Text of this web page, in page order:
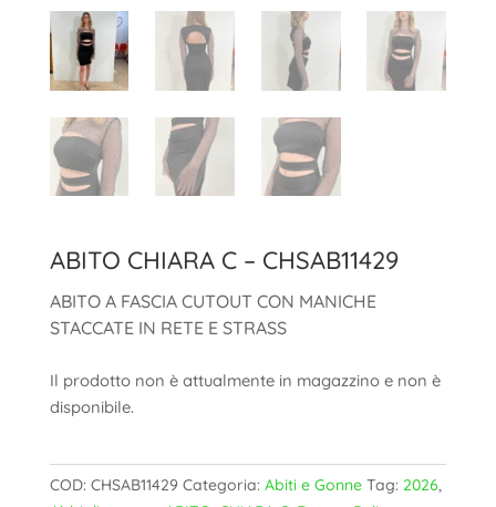
ABITO CHIARA C – CHSAB11429
ABITO A FASCIA CUTOUT CON MANICHE
STACCATE IN RETE E STRASS
Il prodotto non è attualmente in magazzino e non è
disponibile.
COD: CHSAB11429 Categoria: Abiti e Gonne Tag: 2026,